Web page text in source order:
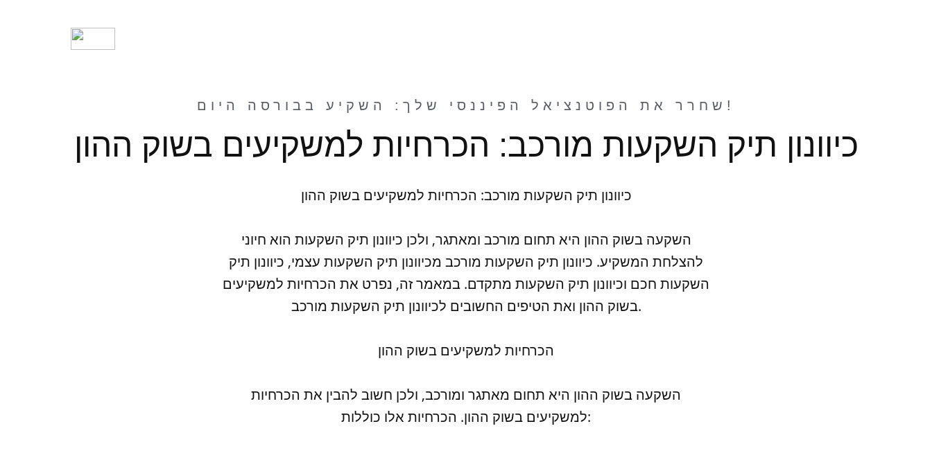
שחרר את הפוטנציאל הפיננסי שלך: השקיע בבורסה היום!
כיוונון תיק השקעות מורכב: הכרחיות למשקיעים בשוק ההון
כיוונון תיק השקעות מורכב: הכרחיות למשקיעים בשוק ההון
השקעה בשוק ההון היא תחום מורכב ומאתגר, ולכן כיוונון תיק השקעות הוא חיוני
להצלחת המשקיע. כיוונון תיק השקעות מורכב מכיוונון תיק השקעות עצמי, כיוונון תיק
השקעות חכם וכיוונון תיק השקעות מתקדם. במאמר זה, נפרט את הכרחיות למשקיעים
בשוק ההון ואת הטיפים החשובים לכיוונון תיק השקעות מורכב.
הכרחיות למשקיעים בשוק ההון
השקעה בשוק ההון היא תחום מאתגר ומורכב, ולכן חשוב להבין את הכרחיות
למשקיעים בשוק ההון. הכרחיות אלו כוללות: